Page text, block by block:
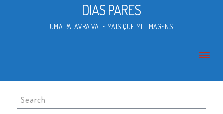
DIAS PARES
UMA PALAVRA VALE MAIS QUE MIL IMAGENS
Search
for: